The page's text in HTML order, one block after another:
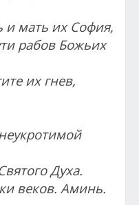
и мать их София,
рабов Божьих
их гнев,
Духа.
веков. Аминь.